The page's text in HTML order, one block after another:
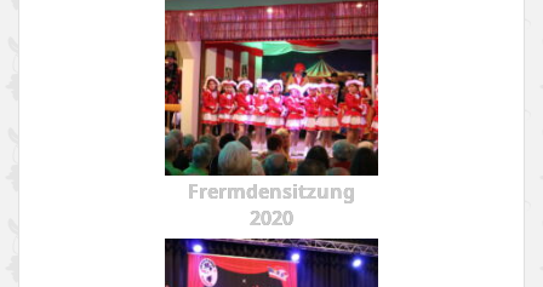
Frermdensitzung
2020